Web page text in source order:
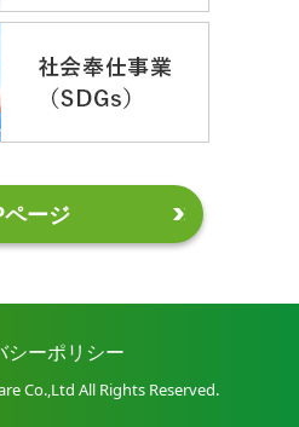
ページ
シーポリシー
Co.,Ltd All Rights Reserved.